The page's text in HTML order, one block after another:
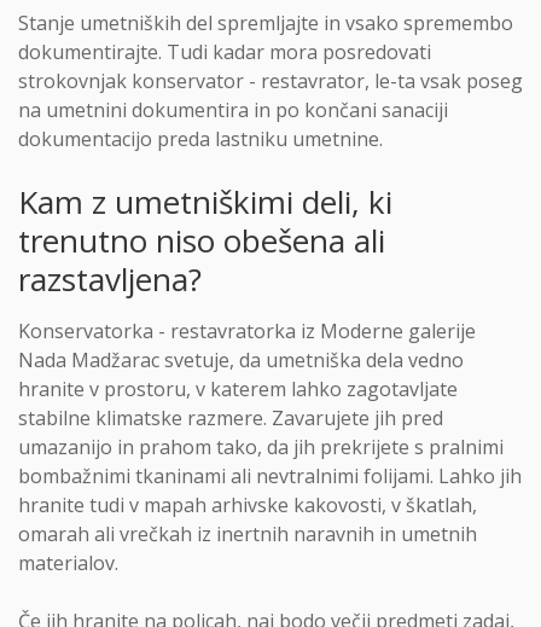
Stanje umetniških del spremljajte in vsako spremembo
dokumentirajte. Tudi kadar mora posredovati
strokovnjak konservator - restavrator, le-ta vsak poseg
na umetnini dokumentira in po končani sanaciji
dokumentacijo preda lastniku umetnine.
Kam z umetniškimi deli, ki
trenutno niso obešena ali
razstavljena?
Konservatorka - restavratorka iz Moderne galerije
Nada Madžarac svetuje, da umetniška dela vedno
hranite v prostoru, v katerem lahko zagotavljate
stabilne klimatske razmere. Zavarujete jih pred
umazanijo in prahom tako, da jih prekrijete s pralnimi
bombažnimi tkaninami ali nevtralnimi folijami. Lahko jih
hranite tudi v mapah arhivske kakovosti, v škatlah,
omarah ali vrečkah iz inertnih naravnih in umetnih
materialov.
Če jih hranite na policah, naj bodo večji predmeti zadaj,